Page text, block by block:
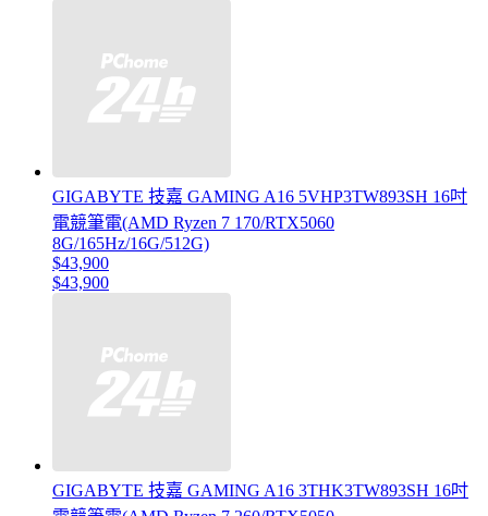
GIGABYTE 技嘉 GAMING A16 5VHP3TW893SH 16吋
電競筆電(AMD Ryzen 7 170/RTX5060
8G/165Hz/16G/512G)
$43,900
$43,900
GIGABYTE 技嘉 GAMING A16 3THK3TW893SH 16吋